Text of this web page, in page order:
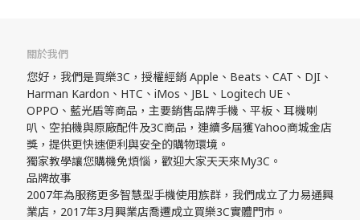
關於我們
您好，我們是買樂3C，授權經銷 Apple、Beats、CAT、DJI、
Harman Kardon、HTC、iMos、JBL、Logitech UE、
OPPO、藍光盾等商品，主要銷售品牌手機、平板、耳機喇
叭、空拍機與原廠配件及3C商品，連續多屆獲Yahoo商城金店
獎，提供更快速便利與安全的購物環境。
獨家教學讓您購機免煩惱，歡迎大家天天來My3C。
品牌故事
2007年為服務更多智慧型手機使用族群，我們成立了力易通興
業店，2017年3月興業店喬遷成立買樂3C實體門市。